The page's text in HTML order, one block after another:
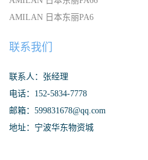
AMILAN 日本东丽PA6
联系我们
联系人：张经理
电话：152-5834-7778
邮箱：599831678@qq.com
地址：宁波华东物资城